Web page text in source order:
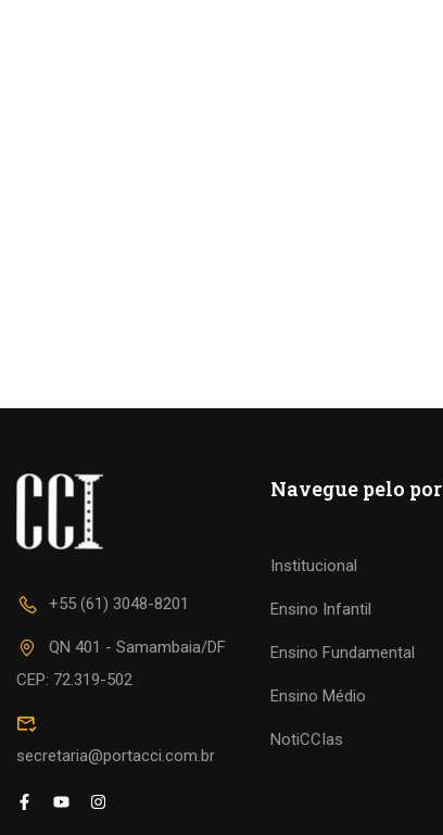
+55 (61) 3048-8201
QN 401 - Samambaia/DF
CEP: 72.319-502
secretaria@portacci.com.br
Navegue pelo
Institucional
Ensino Infantil
Ensino Fundamental
Ensino Médio
NotiCCIas